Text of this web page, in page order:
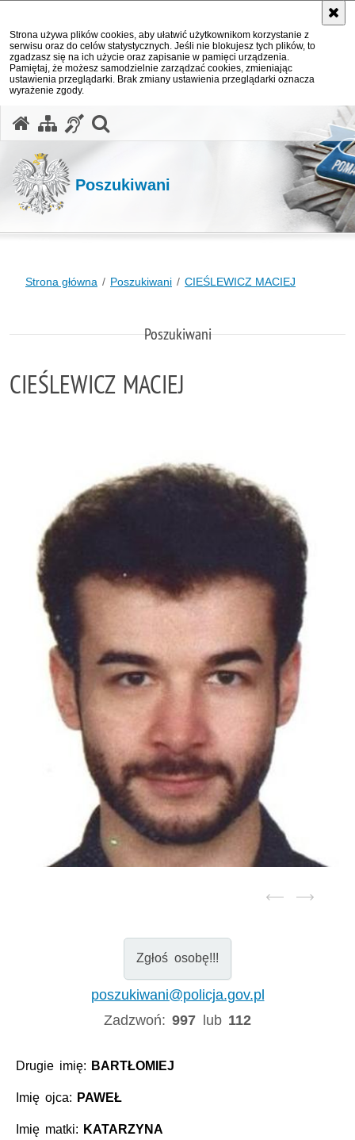
Strona używa plików cookies, aby ułatwić użytkownikom korzystanie z
serwisu oraz do celów statystycznych. Jeśli nie blokujesz tych plików, to
zgadzasz się na ich użycie oraz zapisanie w pamięci urządzenia.
Pamiętaj, że możesz samodzielnie zarządzać cookies, zmieniając
ustawienia przeglądarki. Brak zmiany ustawienia przeglądarki oznacza
wyrażenie zgody.
Poszukiwani
Strona główna Poszukiwani CIEŚLEWICZ MACIEJ
Poszukiwani
CIEŚLEWICZ MACIEJ
Zgłoś osobę!!!
poszukiwani@policja.gov.pl
Zadzwoń:997 lub 112
Drugie imię: BARTŁOMIEJ
Imię ojca: PAWEŁ
Imię matki: KATARZYNA